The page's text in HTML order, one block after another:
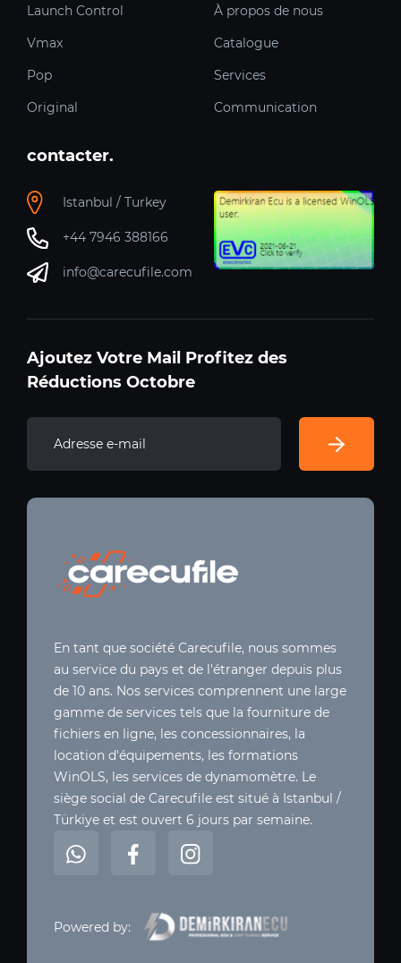
Launch Control
Vmax
Pop
Original
À propos de nous
Catalogue
Services
Communication
contacter.
Istanbul / Turkey
+44 7946 388166
info@carecufile.com
Ajoutez Votre Mail Profitez des
Réductions Octobre
En tant que société Carecufile, nous sommes
au service du pays et de l'étranger depuis plus
de 10 ans. Nos services comprennent une large
gamme de services tels que la fourniture de
fichiers en ligne, les concessionnaires, la
location d'équipements, les formations
WinOLS, les services de dynamomètre. Le
siège social de Carecufile est situé à Istanbul /
Türkiye et est ouvert 6 jours par semaine.
Powered by: